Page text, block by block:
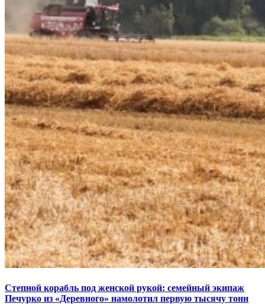
Степной корабль под женской рукой: семейный экипаж
Печурко из «Деревного» намолотил первую тысячу тонн